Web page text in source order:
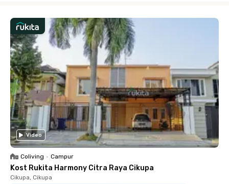
Video
Coliving • Campur
Kost Rukita Harmony Citra Raya Cikupa
Cikupa, Cikupa